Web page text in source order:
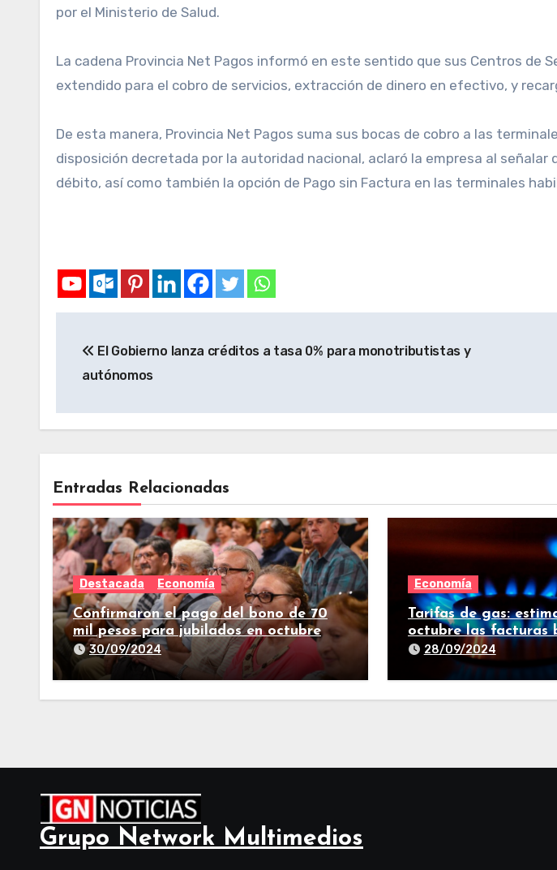
por el Ministerio de Salud.
La cadena Provincia Net Pagos informó en este sentido que sus Centros de
extendido para el cobro de servicios, extracción de dinero en efectivo, y
De esta manera, Provincia Net Pagos suma sus bocas de cobro a las
disposición decretada por la autoridad nacional, aclaró la empresa al
débito, así como también la opción de Pago sin Factura en las terminales
El Gobierno lanza créditos a tasa 0% para monotributistas y
autónomos
Entradas Relacionadas
Destacada Economía
Confirmaron el pago del bono de 70
mil pesos para jubilados en octubre
30/09/2024
Economía
Tarifas de gas:
octubre las facturas
promedio
28/09/2024
Grupo Network Multimedios